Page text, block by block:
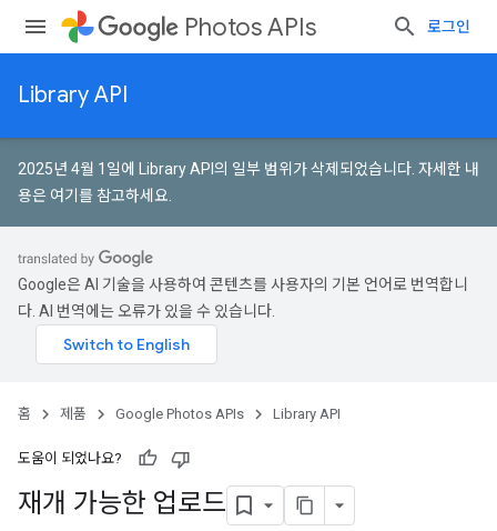
Photos APIs 로그인
Library API
2025년 4월 1일에 Library API의 일부 범위가 삭제되었습니다. 자세한 내
용은 여기를 참고하세요
Google은 AI 기술을 사용하여 콘텐츠를 사용자의 기본 언어로 번역합니
다. AI 번역에는 오류가 있을 수 있습니다.
홈 제품 Google Photos APIs Library API
도움이 되었나요?
재개 가능한 업로드